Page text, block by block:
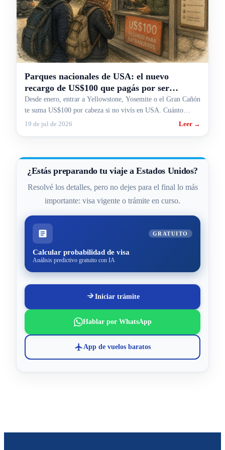
Parques nacionales de USA: el nuevo
recargo de US$100 que pagás por ser
extranjero
Desde enero, entrar a Yellowstone, Yosemite o el Gran Cañón
te suma US$100 por cabeza si no vivís en USA. Cuánto
pagás en serio y cómo el pase te lo ahorra.
19 de jul de 2026 Leer →
¿Estás preparando tu viaje a Estados Unidos?
Resolvé los detalles, pero no dejes para el final lo más
importante: visa vigente o trámite en curso.
Calcular probabilidad de visa
Análisis predictivo gratuito con IA
GRATUITO
Iniciar trámite
Hablar por WhatsApp
App de vuelos baratos